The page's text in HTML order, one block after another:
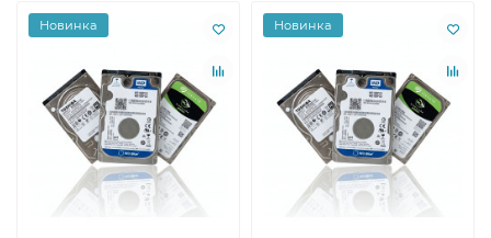
Новинка Новинка